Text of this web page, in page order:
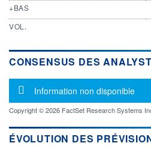
+BAS
VOL.
CONSENSUS DES
Message d'information
Information non disponible
Copyright © 2026 FactSet Research Systems
ÉVOLUTION DES